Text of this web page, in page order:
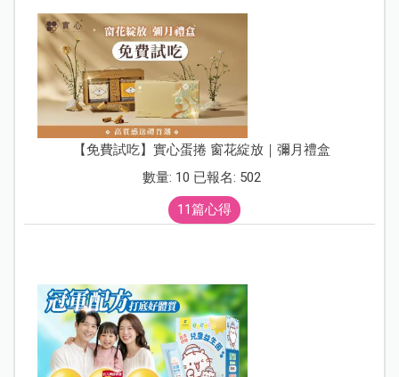
【免費試吃】實心蛋捲 窗花綻放｜彌月禮盒
數量: 10 已報名: 502
11篇心得